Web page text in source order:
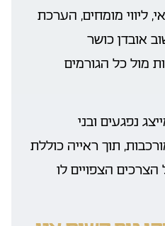
ליווי מומחים, הערכת
אובדן כושר
מול כל הגורמים
נפגעים ובני
תוך ראייה כוללת
הצפויים לו